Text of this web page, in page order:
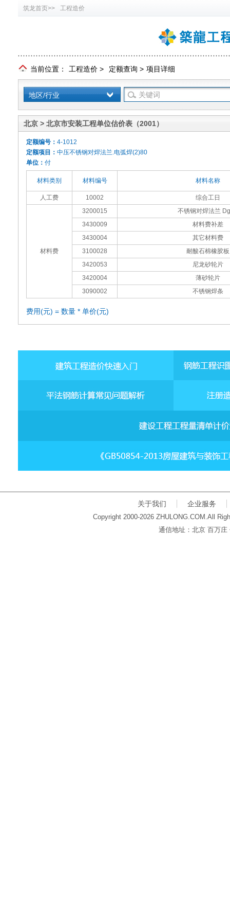
筑龙首页>> 工程造价
当前位置： 工程造价 > 定额查询 > 项目详细
地区/行业
北京 > 北京市安装工程单位估价表（2001）
定额编号： 4-1012
定额项目： 中压不锈钢对焊法兰.电弧焊(2)80
单位： 付
材料类别 材料编号 材料名称
人工费 10002 综合工日
材料费
3200015
不锈钢对焊法兰
3430009
材料费补差
3430004
其它材料费
3100028
耐酸石棉橡胶板
3420053
尼龙砂轮片
3420004
薄砂轮片
3090002
不锈钢焊条
费用(元) = 数量 * 单价(元)
关于我们 企业服务
Copyright 2000-2026 ZHULONG.COM.All
通信地址：北京 百万